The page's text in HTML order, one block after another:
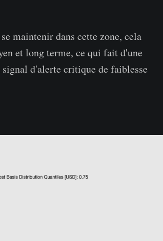
maintenir dans cette zone, cela
et long terme, ce qui fait d'une
signal d'alerte critique de faiblesse